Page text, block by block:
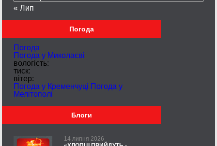
« Лип
Погода
Погода
Погода у Миколаєві
вологість:
тиск:
вітер:
Погода у Кременчуці Погода у
Мелітополі
Блоги
14 липня 2026